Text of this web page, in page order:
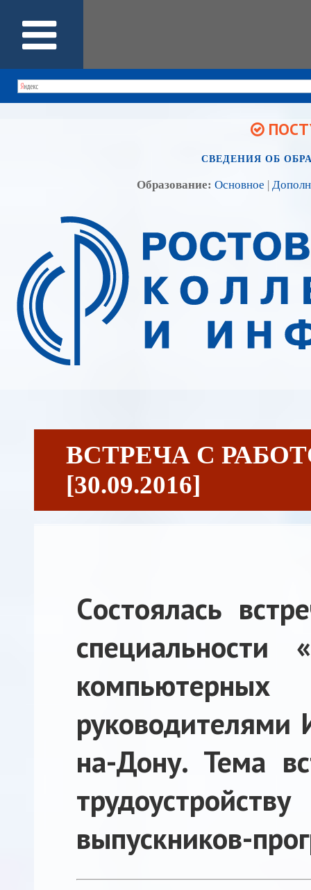
СВЕДЕНИЯ ОБ
Образование: Основное |
ВСТРЕЧА С
[30.09.2016]
Cостоялась
специальности
руководителями
на-Дону. Тема
выпускников-